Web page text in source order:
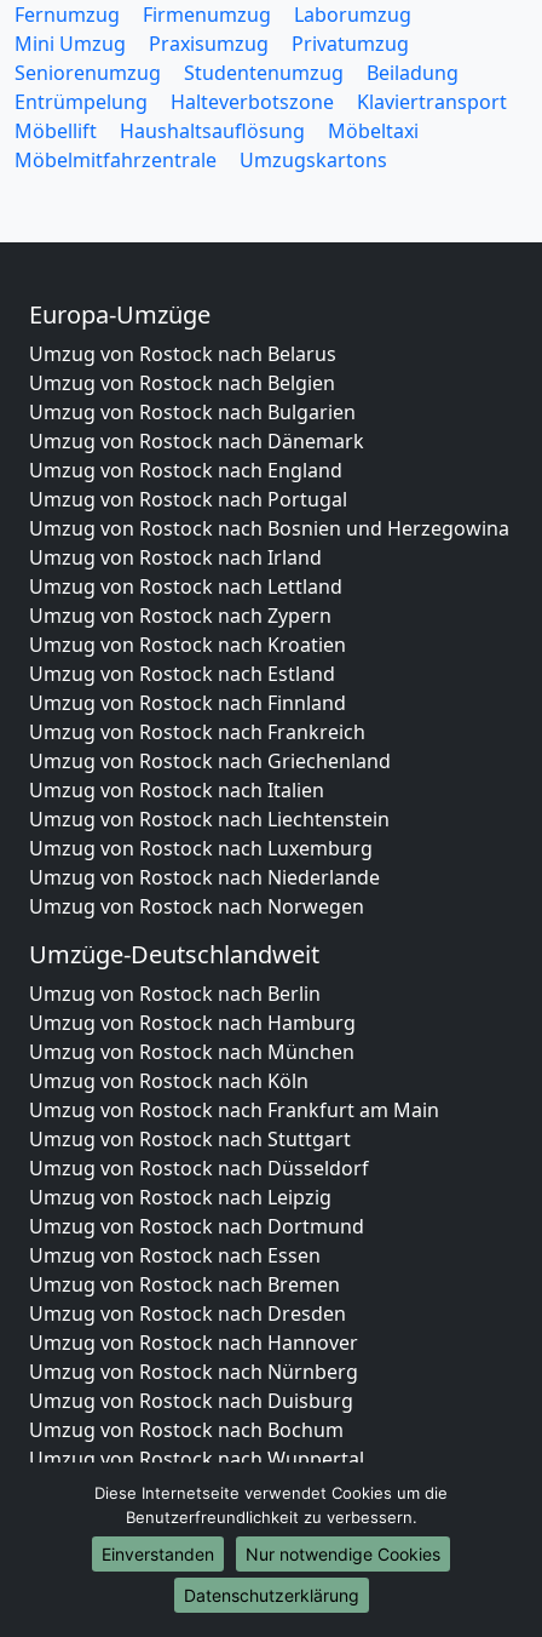
Fernumzug
Firmenumzug
Laborumzug
Mini Umzug
Praxisumzug
Privatumzug
Seniorenumzug
Studentenumzug
Beiladung
Entrümpelung
Halteverbotszone
Klaviertransport
Möbellift
Haushaltsauflösung
Möbeltaxi
Möbelmitfahrzentrale
Umzugskartons
Europa-Umzüge
Umzug von Rostock nach Belarus
Umzug von Rostock nach Belgien
Umzug von Rostock nach Bulgarien
Umzug von Rostock nach Dänemark
Umzug von Rostock nach England
Umzug von Rostock nach Portugal
Umzug von Rostock nach Bosnien und Herzegowina
Umzug von Rostock nach Irland
Umzug von Rostock nach Lettland
Umzug von Rostock nach Zypern
Umzug von Rostock nach Kroatien
Umzug von Rostock nach Estland
Umzug von Rostock nach Finnland
Umzug von Rostock nach Frankreich
Umzug von Rostock nach Griechenland
Umzug von Rostock nach Italien
Umzug von Rostock nach Liechtenstein
Umzug von Rostock nach Luxemburg
Umzug von Rostock nach Niederlande
Umzug von Rostock nach Norwegen
Umzüge-Deutschlandweit
Umzug von Rostock nach Berlin
Umzug von Rostock nach Hamburg
Umzug von Rostock nach München
Umzug von Rostock nach Köln
Umzug von Rostock nach Frankfurt am Main
Umzug von Rostock nach Stuttgart
Umzug von Rostock nach Düsseldorf
Umzug von Rostock nach Leipzig
Umzug von Rostock nach Dortmund
Umzug von Rostock nach Essen
Umzug von Rostock nach Bremen
Umzug von Rostock nach Dresden
Umzug von Rostock nach Hannover
Umzug von Rostock nach Nürnberg
Umzug von Rostock nach Duisburg
Umzug von Rostock nach Bochum
Umzug von Rostock nach Wuppertal
Umzug von Rostock nach Bielefeld
Umzug von Rostock nach Bonn
Umzug von Rostock nach Münster
Internationale-Umzüge
Diese Internetseite verwendet Cookies um die
Benutzerfreundlichkeit zu verbessern.
Einverstanden
Nur notwendige Cookies
Datenschutzerklärung